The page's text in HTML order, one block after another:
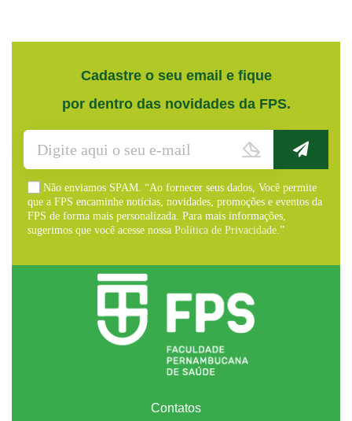
Cadastre o seu email e fique
por dentro das novidades da FPS.
Não enviamos SPAM. “Ao fornecer seus dados, Você permite
que a FPS encaminhe notícias, novidades, promoções e eventos da
FPS de forma mais personalizada. Para mais informações,
sugerimos que você acesse nossa Política de Privacidade .”
Contatos